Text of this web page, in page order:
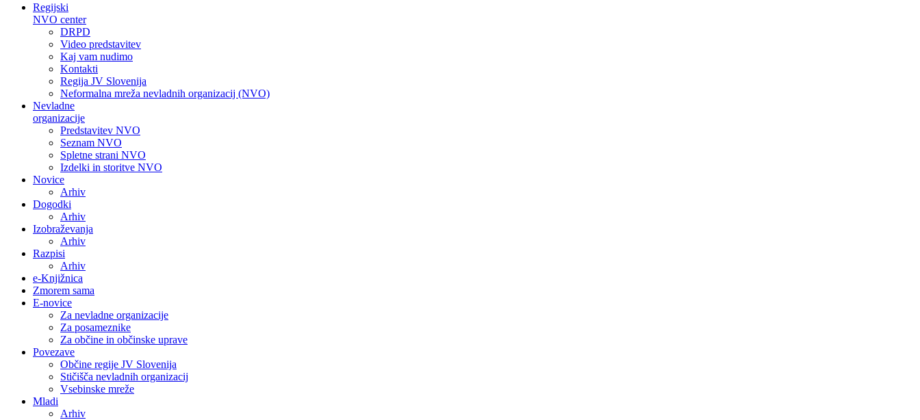
Regijski
NVO center
DRPD
Video predstavitev
Kaj vam nudimo
Kontakti
Regija JV Slovenija
Neformalna mreža nevladnih organizacij (NVO)
Nevladne
organizacije
Predstavitev NVO
Seznam NVO
Spletne strani NVO
Izdelki in storitve NVO
Novice
Arhiv
Dogodki
Arhiv
Izobraževanja
Arhiv
Razpisi
Arhiv
e-Knjižnica
Zmorem sama
E-novice
Za nevladne organizacije
Za posameznike
Za občine in občinske uprave
Povezave
Občine regije JV Slovenija
Stičišča nevladnih organizacij
Vsebinske mreže
Mladi
Arhiv